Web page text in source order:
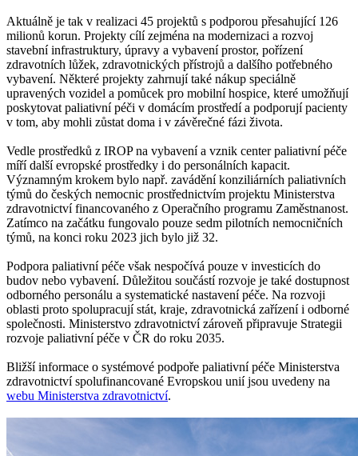
Aktuálně je tak v realizaci 45 projektů s podporou přesahující 126
milionů korun. Projekty cílí zejména na modernizaci a rozvoj
stavební infrastruktury, úpravy a vybavení prostor, pořízení
zdravotních lůžek, zdravotnických přístrojů a dalšího potřebného
vybavení. Některé projekty zahrnují také nákup speciálně
upravených vozidel a pomůcek pro mobilní hospice, které umožňují
poskytovat paliativní péči v domácím prostředí a podporují pacienty
v tom, aby mohli zůstat doma i v závěrečné fázi života.
Vedle prostředků z IROP na vybavení a vznik center paliativní péče
míří další evropské prostředky i do personálních kapacit.
Významným krokem bylo např. zavádění konziliárních paliativních
týmů do českých nemocnic prostřednictvím projektu Ministerstva
zdravotnictví financovaného z Operačního programu Zaměstnanost.
Zatímco na začátku fungovalo pouze sedm pilotních nemocničních
týmů, na konci roku 2023 jich bylo již 32.
Podpora paliativní péče však nespočívá pouze v investicích do
budov nebo vybavení. Důležitou součástí rozvoje je také dostupnost
odborného personálu a systematické nastavení péče. Na rozvoji
oblasti proto spolupracují stát, kraje, zdravotnická zařízení i odborné
společnosti. Ministerstvo zdravotnictví zároveň připravuje Strategii
rozvoje paliativní péče v ČR do roku 2035.
Bližší informace o systémové podpoře paliativní péče Ministerstva
zdravotnictví spolufinancované Evropskou unií jsou uvedeny na
webu Ministerstva zdravotnictví.